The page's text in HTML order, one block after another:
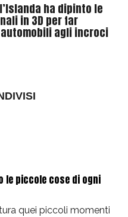
ha dipinto le
in 3D per far
agli incroci
le piccole cose di ogni
quei piccoli momenti